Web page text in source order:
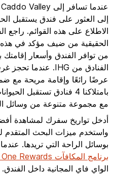
إلى العثور على فندق يستقبل
الاطلاع على هذه القوائم. راجع
الحقيقية من ضيف مؤكد في هذه
من توافر الفندق وأسعار
عرضًا رائعًا وإقامة مريحة مع
مع مجموعة متنوعة من وسائل
أدخل تواريخ سفرك لمشاهدة
واستخدم ميزات البحث المتقدم
بوسائل الراحة التي تريدها.
برنامج المكافآت IHG One Rewards
الواي فاي المجانية داخل